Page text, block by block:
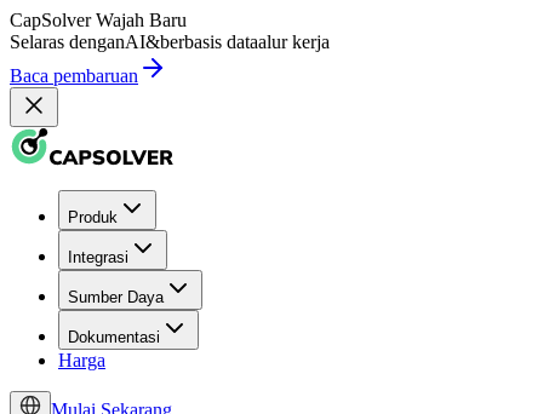
CapSolver Wajah Baru
Selaras denganAI&berbasis dataalur kerja
Baca pembaruan
Produk
Integrasi
Sumber Daya
Dokumentasi
Harga
Mulai Sekarang